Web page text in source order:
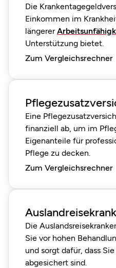
Die
Einkommen im
längerer
Unterstützung bietet.
Zum Vergleichsrechner
Eine
finanziell ab, um im
Eigenanteile für
Pflege zu decken.
Zum Vergleichsrechner
Die
Sie vor hohen
und sorgt dafür, dass
abgesichert sind.